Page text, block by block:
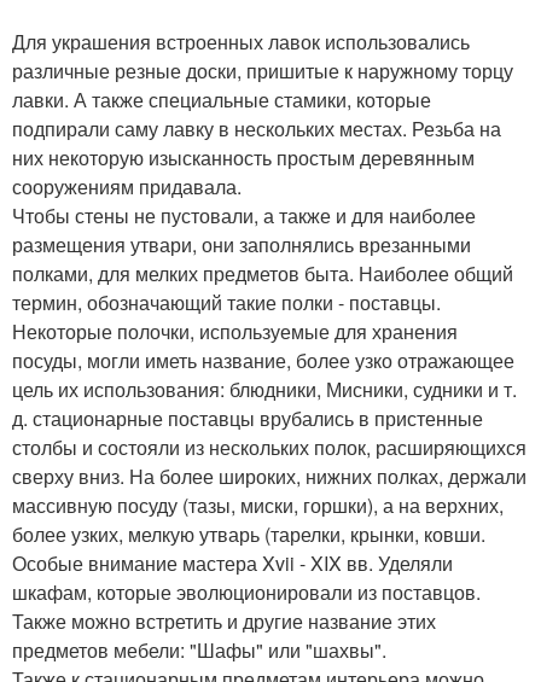
Для украшения встроенных лавок использовались
различные резные доски, пришитые к наружному торцу
лавки. А также специальные стамики, которые
подпирали саму лавку в нескольких местах. Резьба на
них некоторую изысканность простым деревянным
сооружениям придавала.
Чтобы стены не пустовали, а также и для наиболее
размещения утвари, они заполнялись врезанными
полками, для мелких предметов быта. Наиболее общий
термин, обозначающий такие полки - поставцы.
Некоторые полочки, используемые для хранения
посуды, могли иметь название, более узко отражающее
цель их использования: блюдники, Мисники, судники и т.
д. стационарные поставцы врубались в пристенные
столбы и состояли из нескольких полок, расширяющихся
сверху вниз. На более широких, нижних полках, держали
массивную посуду (тазы, миски, горшки), а на верхних,
более узких, мелкую утварь (тарелки, крынки, ковши.
Особые внимание мастера Xvii - XIX вв. Уделяли
шкафам, которые эволюционировали из поставцов.
Также можно встретить и другие название этих
предметов мебели: "Шафы" или "шахвы".